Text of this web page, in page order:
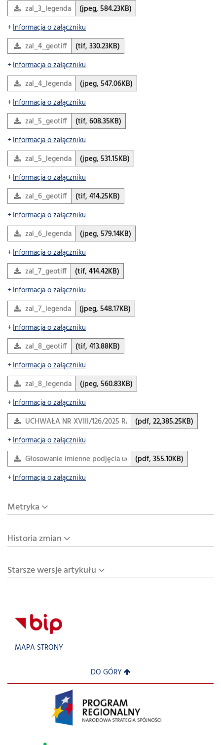
zal_3_legenda
(jpeg, 584.23KB)
Informacja o załączniku
zal_4_geotiff
(tif, 330.23KB)
Informacja o załączniku
zal_4_legenda
(jpeg, 547.06KB)
Informacja o załączniku
zal_5_geotiff
(tif, 608.35KB)
Informacja o załączniku
zal_5_legenda
(jpeg, 531.15KB)
Informacja o załączniku
zal_6_geotiff
(tif, 414.25KB)
Informacja o załączniku
zal_6_legenda
(jpeg, 579.14KB)
Informacja o załączniku
zal_7_geotiff
(tif, 414.42KB)
Informacja o załączniku
zal_7_legenda
(jpeg, 548.17KB)
Informacja o załączniku
zal_8_geotiff
(tif, 413.88KB)
Informacja o załączniku
zal_8_legenda
(jpeg, 560.83KB)
Informacja o załączniku
UCHWAŁA NR XVIII/126/2025 RADY GMINY BOLESŁAW z
(pdf, 22,385.25KB)
Informacja o załączniku
Głosowanie imienne podjęcia uchwały(pdf, 355.10KB)
Informacja o załączniku
Metryka
Historia zmian
Starsze wersje artykułu
MAPA STRONY
DO GÓRY